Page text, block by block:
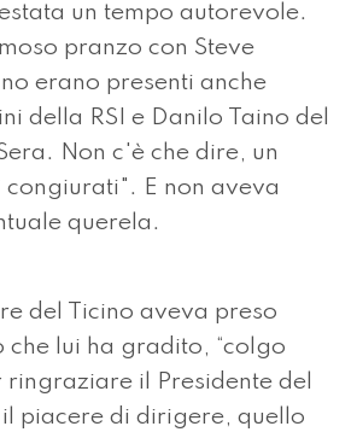
un tempo autorevole.
pranzo con Steve
erano presenti anche
della RSI e Danilo Taino del
Non c'è che dire, un
E non aveva
querela.
del Ticino aveva preso
che lui ha gradito, “colgo
ringraziare il Presidente del
piacere di dirigere, quello